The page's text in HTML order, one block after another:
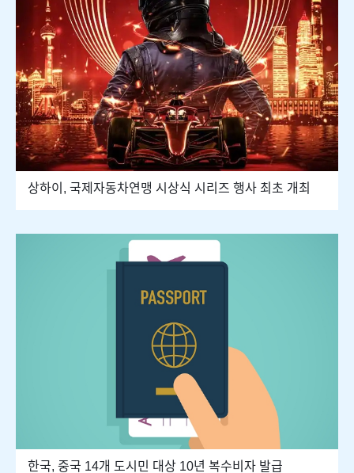
상하이, 국제자동차연맹 시상식 시리즈 행사 최초 개최
한국, 중국 14개 도시민 대상 10년 복수비자 발급